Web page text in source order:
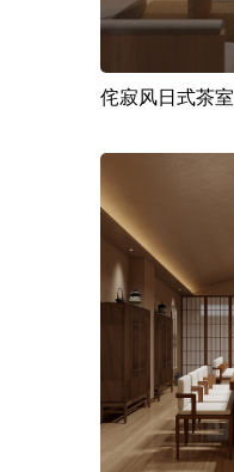
侘寂风日式茶室